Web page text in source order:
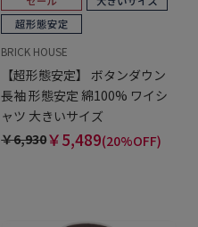
BRICK HOUSE
【超形態安定】 ボタンダウン
長袖 形態安定 綿100% ワイシ
ャツ 大きいサイズ
￥6,930￥5,489(20%OFF)